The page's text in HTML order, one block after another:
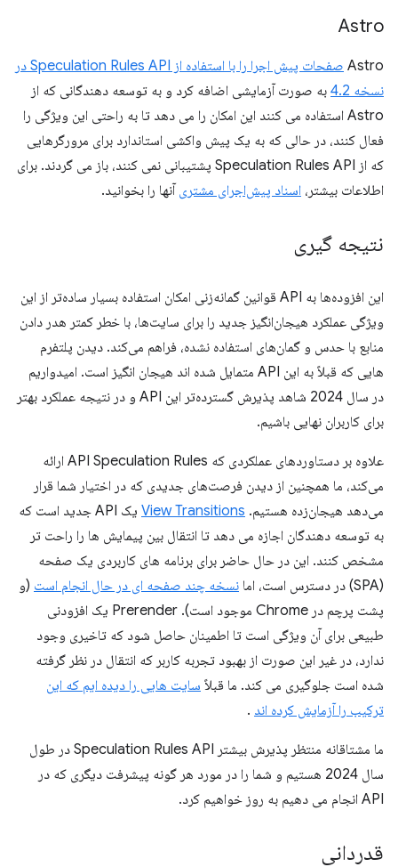
Astro
Astro
صفحات پیش اجرا را با استفاده از Speculation Rules API در
نسخه 4.2
به صورت آزمایشی اضافه کرد و به توسعه دهندگانی که از
Astro استفاده می کنند این امکان را می دهد تا به راحتی این ویژگی را
فعال کنند، در حالی که به یک پیش واکشی استاندارد برای مرورگرهایی
که از Speculation Rules API پشتیبانی نمی کنند، باز می گردند. برای
اطلاعات بیشتر، اسناد پیش‌اجرای مشتری آنها را بخوانید.
نتیجه گیری
این افزوده‌ها به API قوانین گمانه‌زنی امکان استفاده بسیار ساده‌تر از این
ویژگی عملکرد هیجان‌انگیز جدید را برای سایت‌ها، با خطر کمتر هدر دادن
منابع با حدس و گمان‌های استفاده نشده، فراهم می‌کند. دیدن پلتفرم
هایی که قبلاً به این API متمایل شده اند هیجان انگیز است. امیدواریم
در سال 2024 شاهد پذیرش گسترده‌تر این API و در نتیجه عملکرد بهتر
برای کاربران نهایی باشیم.
علاوه بر دستاوردهای عملکردی که API Speculation Rules ارائه
می‌کند، ما همچنین از دیدن فرصت‌های جدیدی که در اختیار شما قرار
می‌دهد هیجان‌زده هستیم. View Transitions
یک API جدید است که
به توسعه دهندگان اجازه می دهد تا انتقال بین پیمایش ها را راحت تر
مشخص کنند. این در حال حاضر برای برنامه های کاربردی یک صفحه
(SPA) در دسترس است، اما
نسخه چند صفحه ای در حال انجام است (و
پشت پرچم در Chrome موجود است). Prerender یک افزودنی
طبیعی برای آن ویژگی است تا اطمینان حاصل شود که تاخیری وجود
ندارد، در غیر این صورت از بهبود تجربه کاربر که انتقال در نظر گرفته
شده است جلوگیری می کند. ما قبلاً سایت هایی را دیده ایم که این
ترکیب را آزمایش کرده اند .
ما مشتاقانه منتظر پذیرش بیشتر Speculation Rules API در طول
سال 2024 هستیم و شما را در مورد هر گونه پیشرفت دیگری که در
API انجام می دهیم به روز خواهیم کرد.
قدردانی